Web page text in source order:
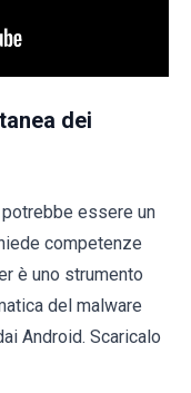
dei
essere un
competenze
è uno strumento
del malware
Android. Scaricalo